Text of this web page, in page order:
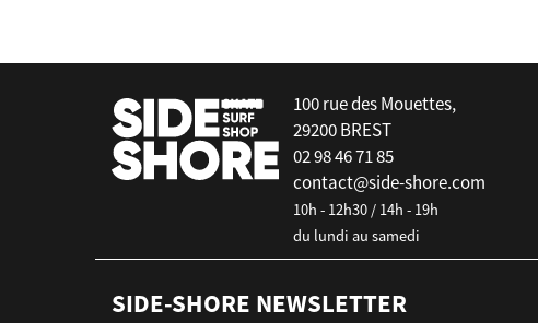
100 rue des Mouettes,
29200 BREST
02 98 46 71 85
contact@side-shore.com
10h - 12h30 / 14h - 19h
du lundi au samedi
SIDE-SHORE NEWSLETTER